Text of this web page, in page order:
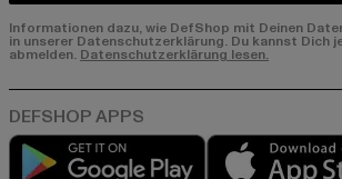
Informationen dazu, wie DefShop mit Deinen
in unserer Datenschutzerklärung. Du kannst Dich
abmelden. Datenschutzerklärung lesen.
Play market